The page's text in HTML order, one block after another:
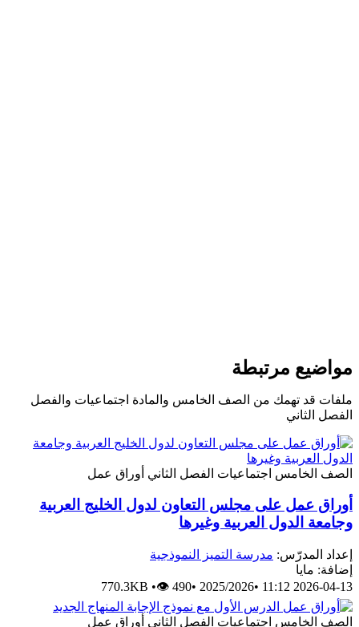
مواضيع مرتبطة
ملفات قد تهمك من الصف الخامس والمادة اجتماعيات والفصل
الفصل الثاني
الصف الخامس اجتماعيات الفصل الثاني أوراق عمل
أوراق عمل على مجلس التعاون لدول الخليج العربية
وجامعة الدول العربية وغيرها
إعداد المدرّس: مدرسة التميز النموذجية
إضافة: مايا
2026-04-13 11:12
•
2025/2026
•
770.3KB •👁 490
الصف الخامس اجتماعيات الفصل الثاني أوراق عمل